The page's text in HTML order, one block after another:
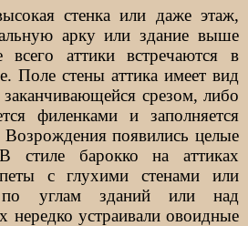
стенка или даже этаж,
арку или здание выше
всего аттики встречаются в
Поле стены аттика имеет вид
срезом, либо
филенками и заполняется
появились целые
стиле барокко на аттиках
с глухими стенами или
по углам зданий или над
нередко устраивали овоидные